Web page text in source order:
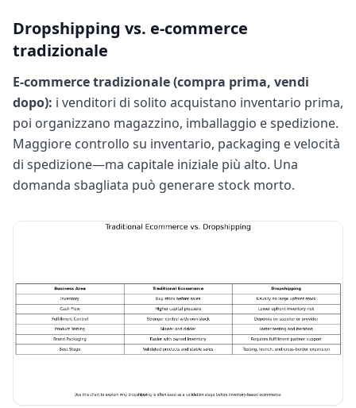
Dropshipping vs. e-commerce
tradizionale
E-commerce tradizionale (compra prima, vendi
dopo): i venditori di solito acquistano inventario prima,
poi organizzano magazzino, imballaggio e spedizione.
Maggiore controllo su inventario, packaging e velocità
di spedizione—ma capitale iniziale più alto. Una
domanda sbagliata può generare stock morto.